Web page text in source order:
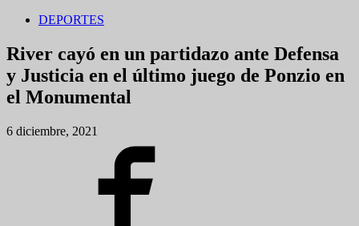
DEPORTES
River cayó en un partidazo ante Defensa
y Justicia en el último juego de Ponzio en
el Monumental
6 diciembre, 2021